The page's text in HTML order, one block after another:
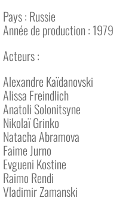
Pays : Russie
Année de production : 1979
Acteurs :
Alexandre Kaïdanovski
Alissa Freindlich
Anatoli Solonitsyne
Nikolaï Grinko
Natacha Abramova
Faime Jurno
Evgueni Kostine
Raimo Rendi
Vladimir Zamanski